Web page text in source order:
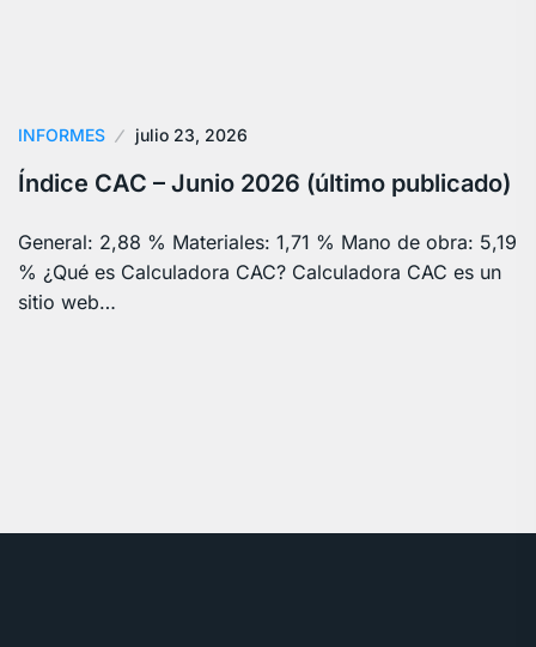
INFORMES julio 23, 2026
Índice CAC – Junio 2026 (último publicado)
General: 2,88 % Materiales: 1,71 % Mano de obra: 5,19
% ¿Qué es Calculadora CAC? Calculadora CAC es un
sitio web…